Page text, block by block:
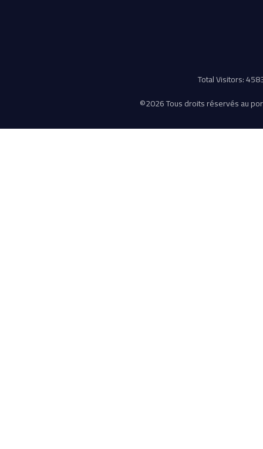
Total Visitors:
©2026 Tous droits réservés au